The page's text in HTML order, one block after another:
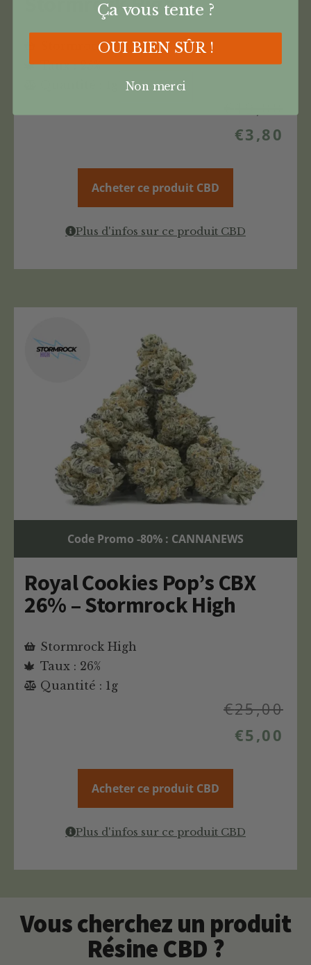
Stormrock High
Taux : 25%
€3,80
Acheter ce produit CBD
Plus d'infos sur ce produit CBD
Code Promo -80% : CANNANEWS
Royal Cookies Pop’s CBX
26% – Stormrock High
Stormrock High
Taux : 26%
Quantité : 1g
€25,00
€5,00
Acheter ce produit CBD
Plus d'infos sur ce produit CBD
Vous cherchez un produit
Résine CBD ?
Ça vous tente ?
OUI BIEN SÛR !
Non merci